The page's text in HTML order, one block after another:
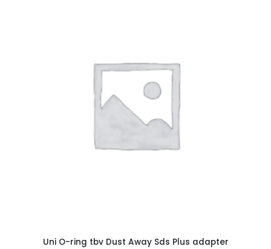
Uni O-ring tbv Dust Away Sds Plus adapter